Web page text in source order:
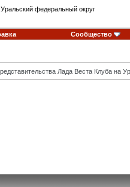
Уральский федеральный округ
Сообщество
Лада Веста Клуба на